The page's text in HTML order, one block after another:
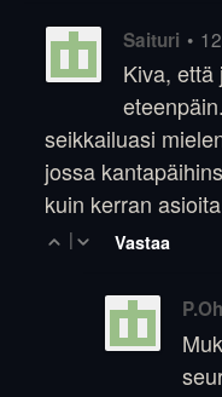
Saituri •
Kiva, että
seikkailuasi
jossa
kuin kerran
| Vastaa